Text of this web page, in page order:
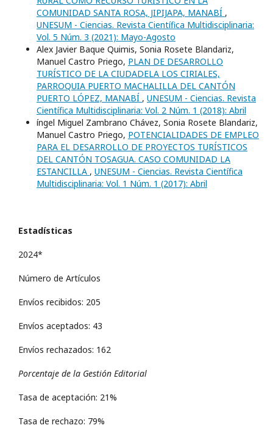
COMUNIDAD SANTA ROSA, JIPIJAPA, MANABÍ ,
UNESUM - Ciencias. Revista Científica Multidisciplinaria:
Vol. 5 Núm. 3 (2021): Mayo-Agosto
Alex Javier Baque Quimis, Sonia Rosete Blandariz,
Manuel Castro Priego, PLAN DE DESARROLLO
TURÍSTICO DE LA CIUDADELA LOS CIRIALES,
PARROQUIA PUERTO MACHALILLA DEL CANTÓN
PUERTO LÓPEZ, MANABÍ , UNESUM - Ciencias. Revista
Científica Multidisciplinaria: Vol. 2 Núm. 1 (2018): Abril
íngel Miguel Zambrano Chávez, Sonia Rosete Blandariz,
Manuel Castro Priego, POTENCIALIDADES DE EMPLEO
PARA EL DESARROLLO DE PROYECTOS TURÍSTICOS
DEL CANTÓN TOSAGUA. CASO COMUNIDAD LA
ESTANCILLA , UNESUM - Ciencias. Revista Científica
Multidisciplinaria: Vol. 1 Núm. 1 (2017): Abril
Estadísticas
2024*
Número de Artículos
Envíos recibidos: 205
Envíos aceptados: 43
Envíos rechazados: 162
Porcentaje de la Gestión Editorial
Tasa de aceptación: 21%
Tasa de rechazo: 79%